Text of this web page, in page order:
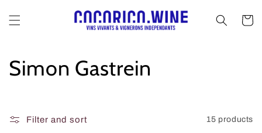
content
Cart
C
l
Simon Gastrein
Filter and sort 15 products